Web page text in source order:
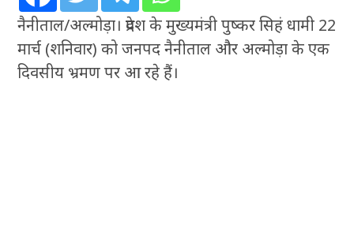
नैनीताल/अल्मोड़ा। प्रदेश के मुख्यमंत्री पुष्कर सिहं धामी 22
मार्च (शनिवार) को जनपद नैनीताल और अल्मोड़ा के एक
दिवसीय भ्रमण पर आ रहे हैं।